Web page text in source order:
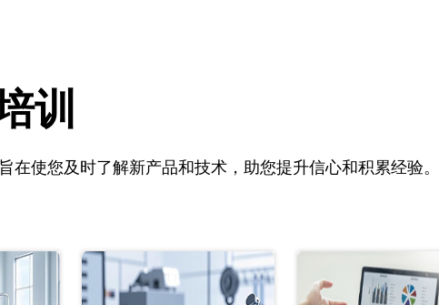
训
在使您及时了解新产品和技术，助您提升信心和积累经验。